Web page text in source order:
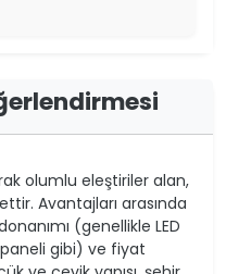
olumlu eleştiriler alan,
Avantajları arasında
(genellikle LED
gibi) ve fiyat